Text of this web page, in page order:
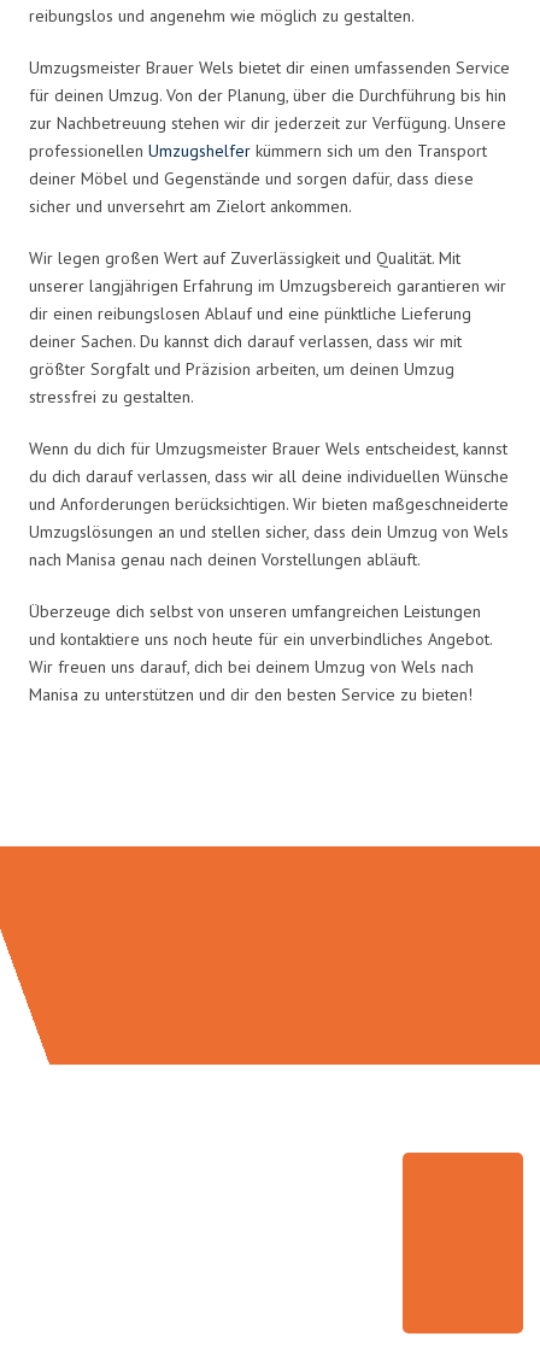
reibungslos und angenehm wie möglich zu gestalten.
Umzugsmeister Brauer Wels bietet dir einen umfassenden Service
für deinen Umzug. Von der Planung, über die Durchführung bis hin
zur Nachbetreuung stehen wir dir jederzeit zur Verfügung. Unsere
professionellen Umzugshelfer kümmern sich um den Transport
deiner Möbel und Gegenstände und sorgen dafür, dass diese
sicher und unversehrt am Zielort ankommen.
Wir legen großen Wert auf Zuverlässigkeit und Qualität. Mit
unserer langjährigen Erfahrung im Umzugsbereich garantieren wir
dir einen reibungslosen Ablauf und eine pünktliche Lieferung
deiner Sachen. Du kannst dich darauf verlassen, dass wir mit
größter Sorgfalt und Präzision arbeiten, um deinen Umzug
stressfrei zu gestalten.
Wenn du dich für Umzugsmeister Brauer Wels entscheidest, kannst
du dich darauf verlassen, dass wir all deine individuellen Wünsche
und Anforderungen berücksichtigen. Wir bieten maßgeschneiderte
Umzugslösungen an und stellen sicher, dass dein Umzug von Wels
nach Manisa genau nach deinen Vorstellungen abläuft.
Überzeuge dich selbst von unseren umfangreichen Leistungen
und kontaktiere uns noch heute für ein unverbindliches Angebot.
Wir freuen uns darauf, dich bei deinem Umzug von Wels nach
Manisa zu unterstützen und dir den besten Service zu bieten!